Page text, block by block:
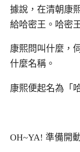
據說，在清朝康
給哈密王。哈密
康熙問叫什麼，
什麼名稱。
康熙便起名為「
OH~YA! 準備開